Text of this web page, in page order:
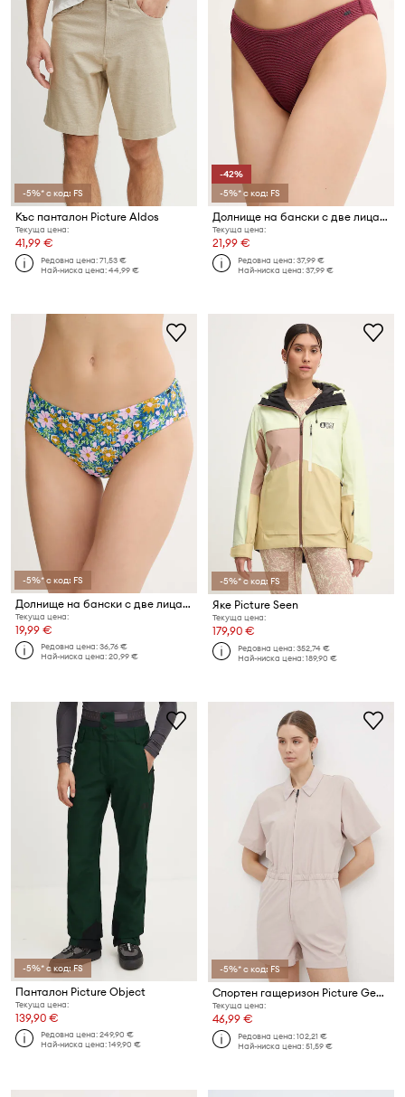
-5%* с код: FS
Къс панталон Picture Aldos
Текуща цена:
41,99 €
Редовна цена:71,53 €
Най-ниска цена:44,99 €
-42%
-5%* с код: FS
Долнище на бански с две лица Picture Wahine
Текуща цена:
21,99 €
Редовна цена:37,99 €
Най-ниска цена:37,99 €
-5%* с код: FS
Долнище на бански с две лица Picture Soroya
Текуща цена:
19,99 €
Редовна цена:36,76 €
Най-ниска цена:20,99 €
-5%* с код: FS
Яке Picture Seen
Текуща цена:
179,90 €
Редовна цена:352,74 €
Най-ниска цена:189,90 €
-5%* с код: FS
Панталон Picture Object
Текуща цена:
139,90 €
Редовна цена:249,90 €
Най-ниска цена:149,90 €
-5%* с код: FS
Спортен гащеризон Picture Genohas Stretch
Текуща цена:
46,99 €
Редовна цена:102,21 €
Най-ниска цена:51,59 €